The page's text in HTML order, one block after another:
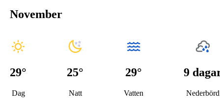
November
29°
Dag
25°
Natt
29°
Vatten
9
Nederbörd